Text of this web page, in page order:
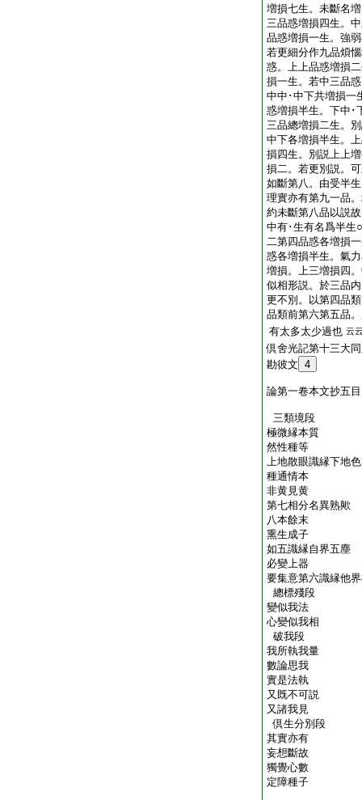
増損七生。未斷名
三品惑増損四生。
品惑増損一生。強
若更細分作九品煩
惑。上上品惑増損
損一生。若中三品
中中･中下共増損一
惑増損半生。下中･
三品總増損二生。
中下各増損半生。
損四生。別説上上
損二。若更別説。
如斷第八。由受半
理實亦有第九一品
約未斷第八品以説
中有･生有名爲半生
二第四品惑各増損
惑各増損半生。氣
増損。上三増損四
似相形説。於三品
更不別。以第四品
品類前第六第五品
有太多太少過也 云
倶舍光記第十三大
勘彼文 4
論第一卷本文抄五
三類境段
極微縁本質
然性種等
上地散眼識縁下地
種通情本
非黄見黄
第七相分名異熟歟
八本餘末
熏生成子
如五識縁自界五塵
必變上器
要集意第六識縁他
總標殘段
變似我法
心變似我相
破我段
我所執我量
數論思我
實是法執
又既不可説
又諸我見
倶生分別段
其實亦有
妄想斷故
獨覺心數
定障種子